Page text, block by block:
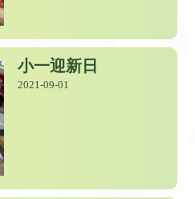
小一迎新日
2021-09-01